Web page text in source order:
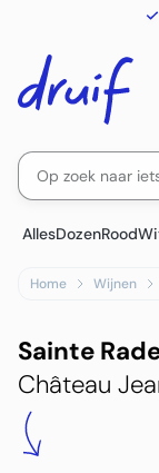
AllesDozenRood
Home Wijnen
Sainte
Château